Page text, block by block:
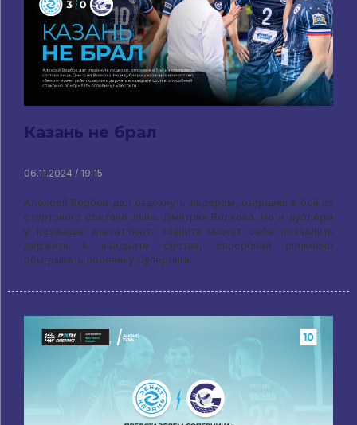
Казань не брал
06.11.2024 / 19:15
Алексей Вербов дал отдохнуть лидерам, отправив в бой из
стартового состава лишь Дмитрия Волкова. Но и дублеры
у казанцев впечатляют, «Зенит» может себе позволить
держать в квадрате состав, способный спокойно
обыгрывать половину Суперлиги.